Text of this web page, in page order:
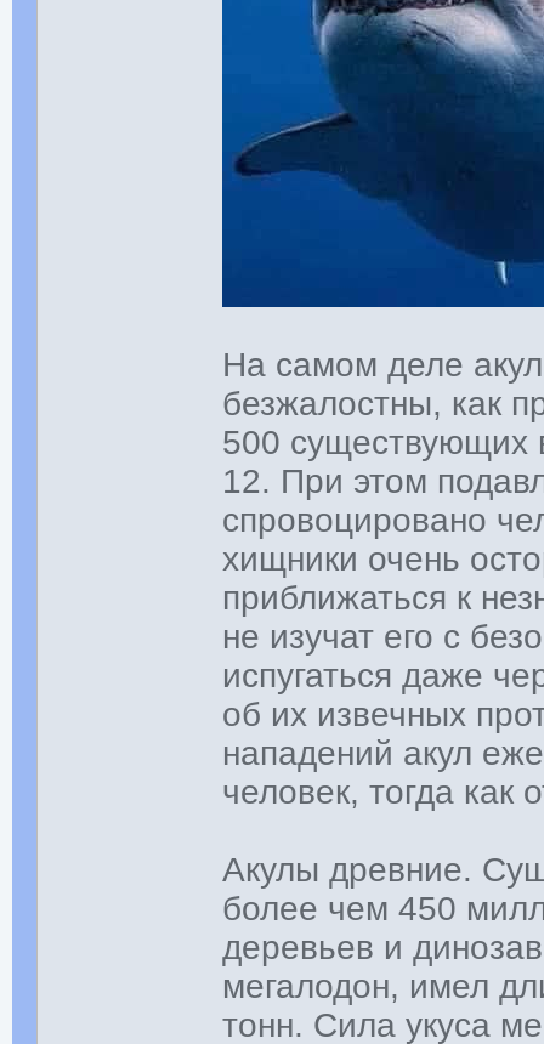
На самом деле
безжалостны, как
500 существующих
12. При этом
спровоцировано
хищники очень
приближаться к
не изучат его с
испугаться даже
об их извечных
нападений акул
человек, тогда как
Акулы древние.
более чем 450
деревьев и
мегалодон, имел
тонн. Сила укуса